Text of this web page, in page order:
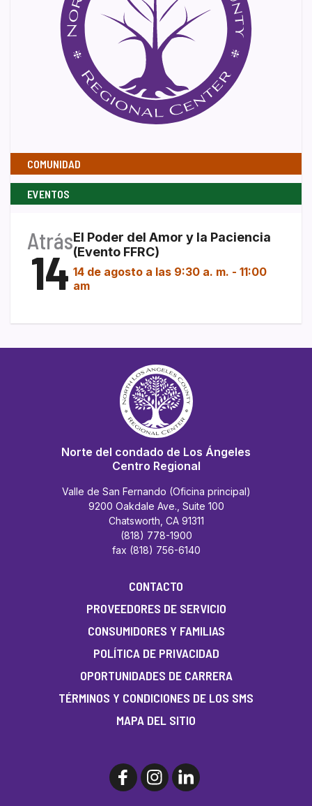
COMUNIDAD
EVENTOS
Atrás
14
El Poder del Amor y la Paciencia
(Evento FFRC)
14 de agosto a las 9:30 a. m. - 11:00
am
Norte del condado de Los Ángeles
Centro Regional
Valle de San Fernando (Oficina principal)
9200 Oakdale Ave., Suite 100
Chatsworth, CA 91311
(818) 778-1900
fax (818) 756-6140
CONTACTO
PROVEEDORES DE SERVICIO
CONSUMIDORES Y FAMILIAS
POLÍTICA DE PRIVACIDAD
OPORTUNIDADES DE CARRERA
TÉRMINOS Y CONDICIONES DE LOS SMS
MAPA DEL SITIO